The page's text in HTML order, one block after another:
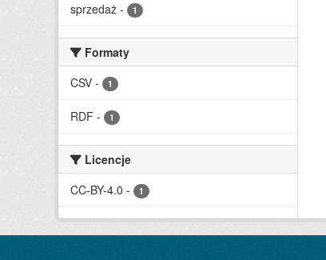
sprzedaż - 1
Formaty
CSV - 1
RDF - 1
Licencje
CC-BY-4.0 - 1